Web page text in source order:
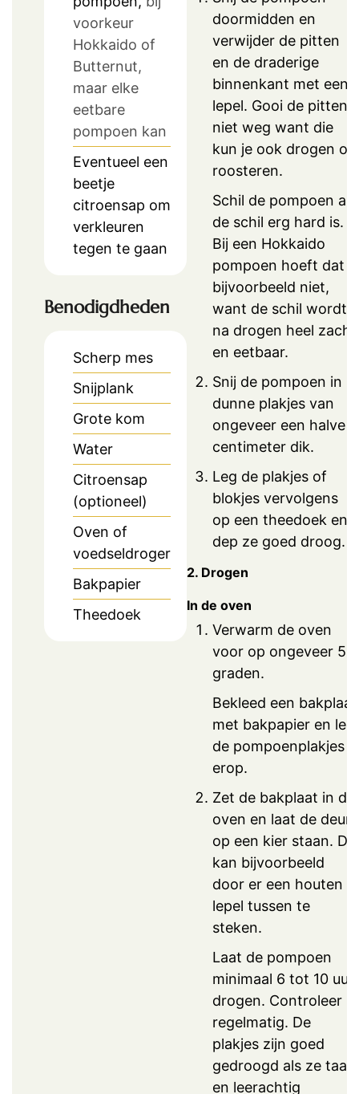
voorkeur
Hokkaido of
Butternut,
maar elke
eetbare
pompoen kan
Eventueel een
beetje
citroensap om
verkleuren
tegen te gaan
Benodigdheden
Scherp mes
Snijplank
Grote kom
Water
Citroensap
(optioneel)
Oven of
voedseldroger
Bakpapier
Theedoek
doormidden en
verwijder de pitten
en de draderige
binnenkant met een
lepel. Gooi de pitten
niet weg want die
kun je ook drogen of
roosteren.
Schil de pompoen als
de schil erg hard is.
Bij een Hokkaido
pompoen hoeft dat
bijvoorbeeld niet,
want de schil wordt
na drogen heel zacht
en eetbaar.
Snij de pompoen in
dunne plakjes van
ongeveer een halve
centimeter dik.
Leg de plakjes of
blokjes vervolgens
op een theedoek en
dep ze goed droog.
2. Drogen
In de oven
Verwarm de oven
voor op ongeveer 50
graden.
Bekleed een bakplaat
met bakpapier en leg
de pompoenplakjes
erop.
Zet de bakplaat in de
oven en laat de deur
op een kier staan. Dit
kan bijvoorbeeld
door er een houten
lepel tussen te
steken.
Laat de pompoen
minimaal 6 tot 10 uur
drogen. Controleer
regelmatig. De
plakjes zijn goed
gedroogd als ze taai
en leerachtig